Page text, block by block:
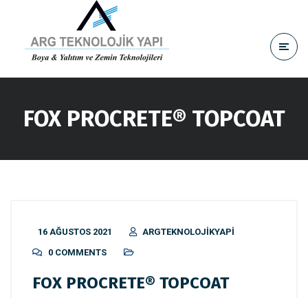
FOX PROCRETE® TOPCOAT
16 AĞUSTOS 2021
ARGTEKNOLOJIKYAPI
0 COMMENTS
FOX PROCRETE® TOPCOAT